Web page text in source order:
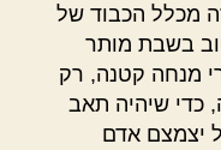
מכלל הכבוד של
בשבת מותר
מנחה קטנה, רק
כדי שיהיה תאב
יצמצם אדם